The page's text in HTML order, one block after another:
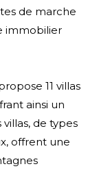
de marche
immobilier
11 villas
ainsi un
de types
offrent une